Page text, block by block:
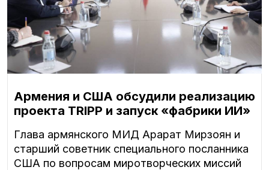
Армения и США обсудили реализацию
проекта TRIPP и запуск «фабрики ИИ»
Глава армянского МИД Арарат Мирзоян и
старший советник специального посланника
США по вопросам миротворческих миссий